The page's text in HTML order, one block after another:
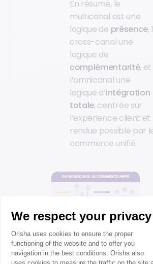
En résumé, le
multicanal est une
logique de présence,
cross-canal une
logique de
complémentarité, et
l’omnicanal une
logique d’intégration
totale, centrée sur
l’expérience client et
rendue possible par
commerce unifié.